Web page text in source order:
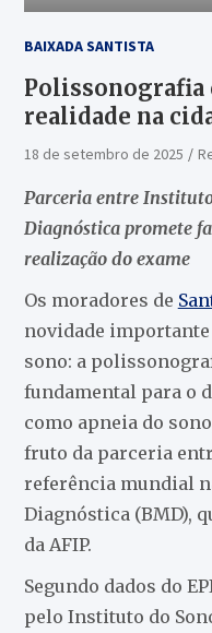
BAIXADA SANTISTA
realidade na
18 de setembro de 2025
Parceria entre
Diagnóstica promete
realização do exame
Os moradores de
novidade importante
sono: a
fundamental para o
como apneia do
fruto da parceria
referência mundial
Diagnóstica (BMD),
da AFIP.
Segundo dados do
pelo Instituto do